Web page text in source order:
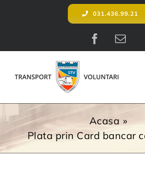
031.436.99.21
Facebook
E-
Acasa
Plata prin Card bancar